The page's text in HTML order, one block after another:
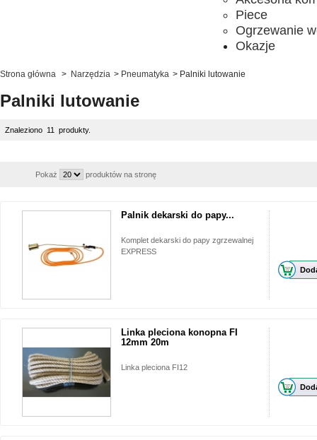
Piece
Ogrzewanie
Okazje
Strona główna > Narzędzia > Pneumatyka > Palniki lutowanie
Palniki lutowanie
Znaleziono 11 produkty.
Pokaż produktów na stronę
Palnik dekarski do papy...
Komplet dekarski do papy zgrzewalnej
EXPRESS
Linka pleciona konopna FI
12mm 20m
Linka pleciona FI12